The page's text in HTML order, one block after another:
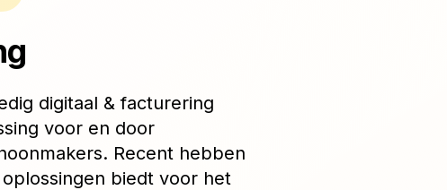
digitaal & facturering
voor en door
Recent hebben
biedt voor het